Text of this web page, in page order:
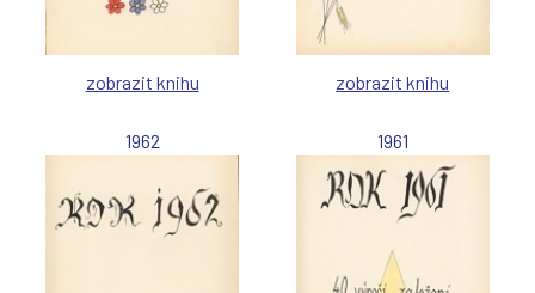
zobrazit knihu zobrazit knihu
1962 1961